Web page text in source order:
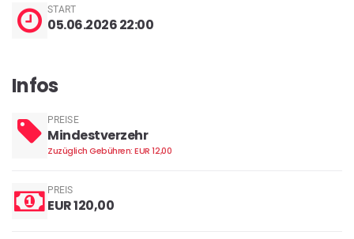
START
05.06.2026 22:00
Infos
PREISE
Mindestverzehr
Zuzüglich Gebühren: EUR 12,00
PREIS
EUR 120,00